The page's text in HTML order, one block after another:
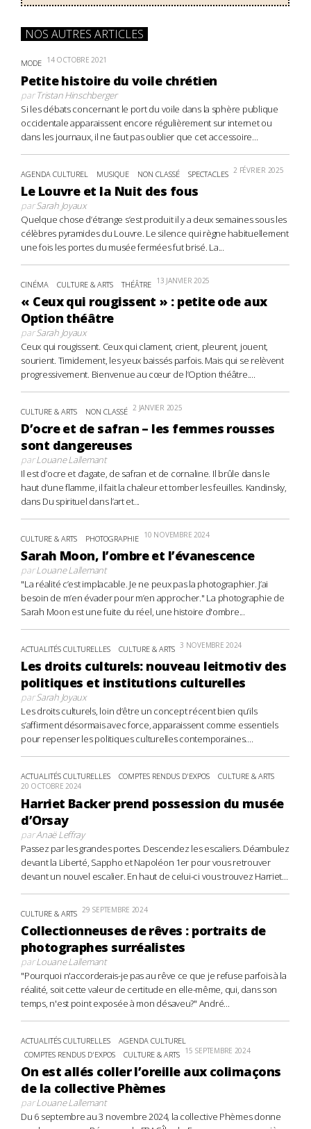
NOS AUTRES ARTICLES
MODE 14 OCTOBRE 2021
Petite histoire du voile chrétien
parTristan Hinschberger
Si les débats concernant le port du voile dans la sphère publique
occidentale apparaissent encore régulièrement sur internet ou
dans les journaux, il ne faut pas oublier que cet accessoire...
AGENDA CULTUREL MUSIQUE NON CLASSÉ SPECTACLES 2 FÉVRIER 2025
Le Louvre et la Nuit des fous
parSarah Joyaux
Quelque chose d’étrange s’est produit il y a deux semaines sous les
célèbres pyramides du Louvre. Le silence qui règne habituellement
une fois les portes du musée fermées fut brisé. La...
CINÉMA CULTURE & ARTS THÉÂTRE 13 JANVIER 2025
« Ceux qui rougissent » : petite ode aux
Option théâtre
parSarah Joyaux
Ceux qui rougissent. Ceux qui clament, crient, pleurent, jouent,
sourient. Timidement, les yeux baissés parfois. Mais qui se relèvent
progressivement. Bienvenue au cœur de l’Option théâtre....
CULTURE & ARTS NON CLASSÉ 2 JANVIER 2025
D’ocre et de safran – les femmes rousses
sont dangereuses
parLouane Lallemant
Il est d’ocre et d’agate, de safran et de cornaline. Il brûle dans le
haut d’une flamme, il fait la chaleur et tomber les feuilles. Kandinsky,
dans Du spirituel dans l’art et...
CULTURE & ARTS PHOTOGRAPHIE 10 NOVEMBRE 2024
Sarah Moon, l’ombre et l’évanescence
parLouane Lallemant
"La réalité c’est implacable. Je ne peux pas la photographier. J’ai
besoin de m’en évader pour m’en approcher." La photographie de
Sarah Moon est une fuite du réel, une histoire d'ombre...
ACTUALITÉS CULTURELLES CULTURE & ARTS 3 NOVEMBRE 2024
Les droits culturels: nouveau leitmotiv des
politiques et institutions culturelles
parSarah Joyaux
Les droits culturels, loin d’être un concept récent bien qu’ils
s’affirment désormais avec force, apparaissent comme essentiels
pour repenser les politiques culturelles contemporaines....
ACTUALITÉS CULTURELLES COMPTES RENDUS D'EXPOS CULTURE & ARTS
20 OCTOBRE 2024
Harriet Backer prend possession du musée
d’Orsay
parAnaë Leffray
Passez par les grandes portes. Descendez les escaliers. Déambulez
devant la Liberté, Sappho et Napoléon 1er pour vous retrouver
devant un nouvel escalier. En haut de celui-ci vous trouvez Harriet...
CULTURE & ARTS 29 SEPTEMBRE 2024
Collectionneuses de rêves : portraits de
photographes surréalistes
parLouane Lallemant
"Pourquoi n'accorderais-je pas au rêve ce que je refuse parfois à la
réalité, soit cette valeur de certitude en elle-même, qui, dans son
temps, n'est point exposée à mon désaveu?" André...
ACTUALITÉS CULTURELLES
AGENDA CULTUREL
COMPTES RENDUS D'EXPOS
CULTURE & ARTS 15 SEPTEMBRE 2024
On est allés coller l’oreille aux colimaçons
de la collective Phèmes
parLouane Lallemant
Du 6 septembre au 3 novembre 2024, la collective Phèmes donne